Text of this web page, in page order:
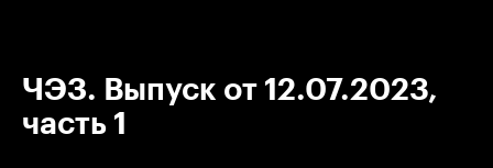
ЧЭЗ. Выпуск от 12.07.2023,
часть 1